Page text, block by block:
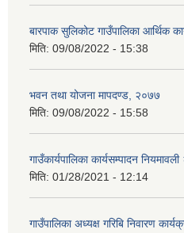
बारपाक सुलिकोट गाउँपालिका आर्थिक
मिति: 09/08/2022 - 15:38
भवन तथा योजना मापदण्ड, २०७७
मिति: 09/08/2022 - 15:58
गाउँकार्यपालिका कार्यसम्पादन
मिति: 01/28/2021 - 12:14
गाउँपालिका अध्यक्ष गरिबि निवारण